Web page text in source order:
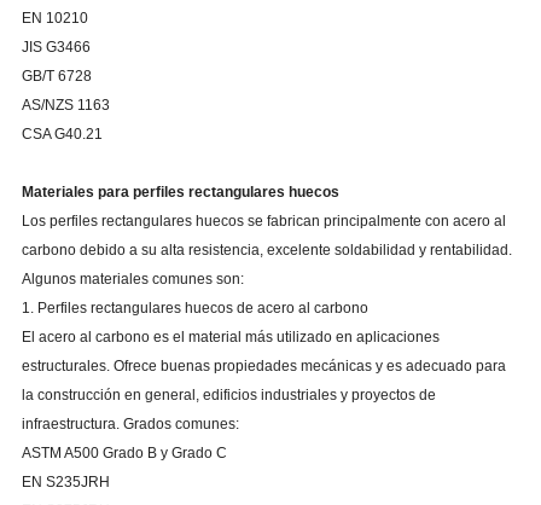
EN 10210
JIS G3466
GB/T 6728
AS/NZS 1163
CSA G40.21
Materiales para perfiles rectangulares huecos
Los perfiles rectangulares huecos se fabrican principalmente con acero al
carbono debido a su alta resistencia, excelente soldabilidad y rentabilidad.
Algunos materiales comunes son:
1. Perfiles rectangulares huecos de acero al carbono
El acero al carbono es el material más utilizado en aplicaciones
estructurales. Ofrece buenas propiedades mecánicas y es adecuado para
la construcción en general, edificios industriales y proyectos de
infraestructura. Grados comunes:
ASTM A500 Grado B y Grado C
EN S235JRH